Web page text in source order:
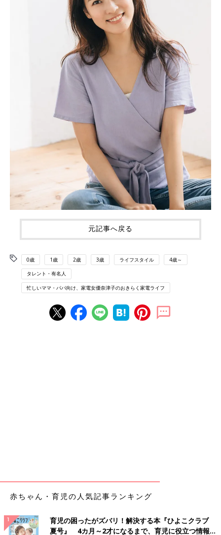
元記事へ戻る
0歳 1歳 2歳 3歳 ライフスタイル 4歳～
タレント・有名人
忙しいママ・パパ向け、家電女優奈津子のおきらく家電ライフ
赤ちゃん・育児の人気記事ランキング
育児の困ったがズバリ！解決する本『ひよこクラブ
夏号』 4カ月～2才になるまで、育児に役立つ情報が